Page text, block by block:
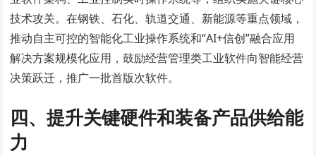
技术攻关。在钢铁、石化、轨道交通、新能源等重点领域，
推动自主可控的智能化工业操作系统和“AI+信创”融合应用
解决方案规模化应用，鼓励经营管理类工业软件向智能经营
决策跃迁，推广一批首版次软件。
四、提升关键硬件和装备产品供给能
力